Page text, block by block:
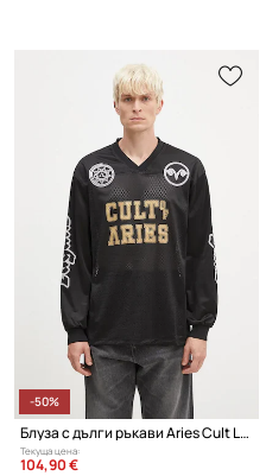
-50%
Блуза с дълги ръкави Aries Cult Leader Airtex Longsleeve Tee
Текуща цена:
104,90 €